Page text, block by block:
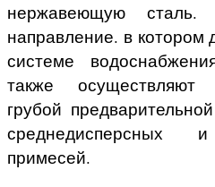
нержавеющую сталь.
направление. в котором
системе
также
грубой
среднедисперсных и
примесей.